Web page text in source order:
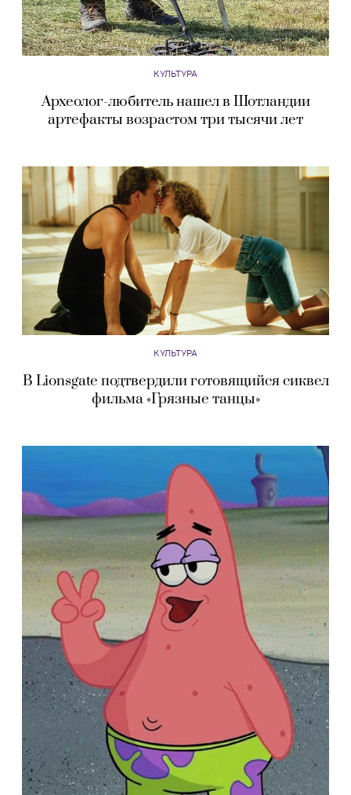
КУЛЬТУРА
Археолог-любитель нашел в Шотландии
артефакты возрастом три тысячи лет
КУЛЬТУРА
В Lionsgate подтвердили готовящийся сиквел
фильма «Грязные танцы»